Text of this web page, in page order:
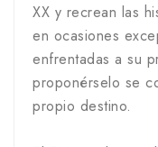
XX y recrean las
en ocasiones
enfrentadas a su
proponérselo se
propio destino.